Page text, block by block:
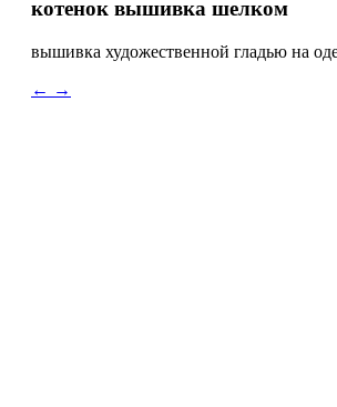
котенок вышивка шелком
вышивка художественной гладью на
← →